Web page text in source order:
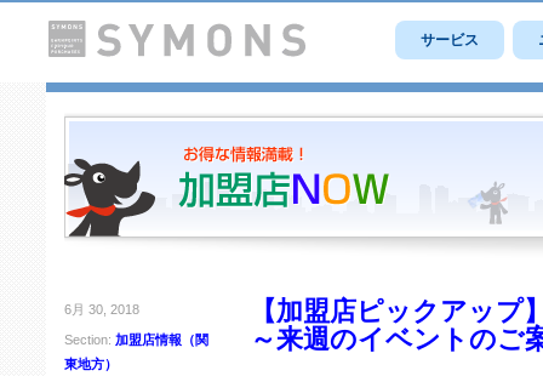
サービス
6月 30, 2018
Section: 加盟店情報（関
東地方）
【加盟店ピックアップ
～来週のイベントのご